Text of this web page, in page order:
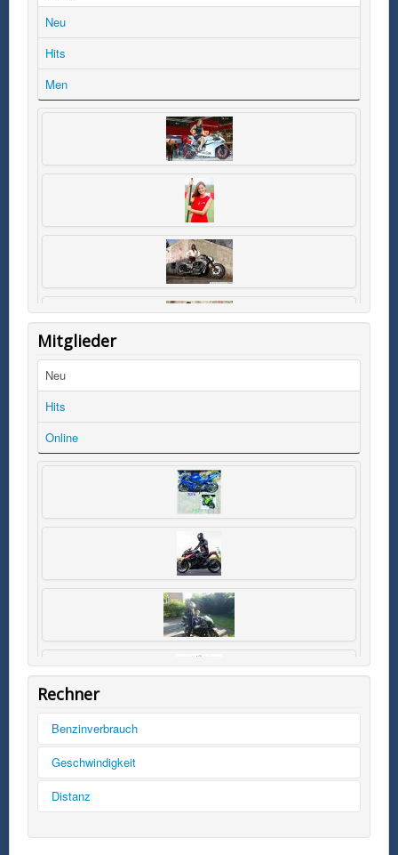
Neu
Hits
Men
Mitglieder
Neu
Hits
Online
Rechner
Benzinverbrauch
Tankinhalt
Kilometer
Geschwindigkeit
km/h
Distanz